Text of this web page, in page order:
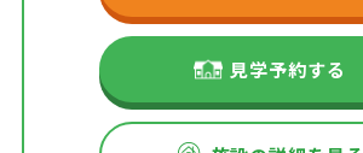
見学予約する